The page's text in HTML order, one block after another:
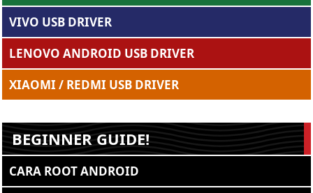
VIVO USB DRIVER
LENOVO ANDROID USB DRIVER
XIAOMI / REDMI USB DRIVER
BEGINNER GUIDE!
CARA ROOT ANDROID